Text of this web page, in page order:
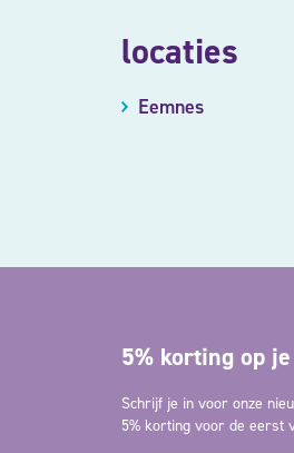
locaties
Eemnes
5% korting op
Schrijf je in voor onze
5% korting voor de eerst